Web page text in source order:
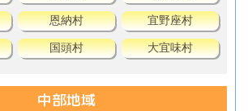
恩納村 宜野座村
国頭村 大宜味村
中部地域